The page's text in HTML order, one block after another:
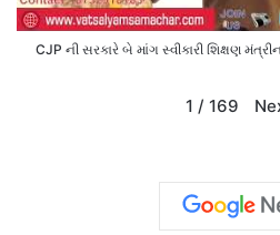
CJP ની સરકારે બે માંગ સ્વીકારી શિક્ષણ
1 / 169